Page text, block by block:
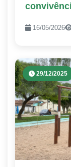
16/05/2026
29/12/2025